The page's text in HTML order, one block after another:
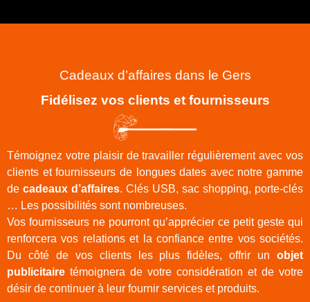
Cadeaux d’affaires dans le Gers
Fidélisez vos clients et fournisseurs
Témoignez votre plaisir de travailler régulièrement avec vos
clients et fournisseurs de longues dates avec notre gamme
de cadeaux d’affaires. Clés USB, sac shopping, porte-clés
… Les possibilités sont nombreuses.
Vos fournisseurs ne pourront qu’apprécier ce petit geste qui
renforcera vos relations et la confiance entre vos sociétés.
Du côté de vos clients les plus fidèles, offrir un objet
publicitaire témoignera de votre considération et de votre
désir de continuer à leur fournir services et produits.